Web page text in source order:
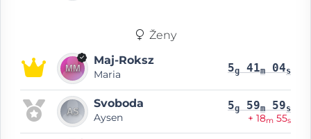
Ženy
Maj-Roksz
Maria 5g 41m 04s
Svoboda
Aysen
5g 59m 59s
+ 18m 55s